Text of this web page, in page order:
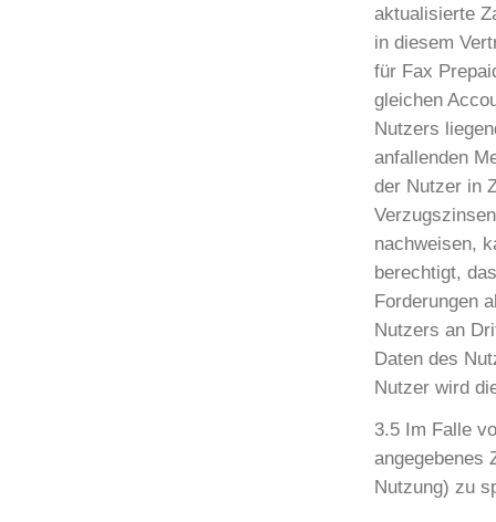
aktualisierte
in diesem
für Fax
gleichen
Nutzers
anfallenden
der Nutzer in
nachweisen,
berechtigt,
Forderungen
Nutzers an
Daten des
Nutzer wird
3.5 Im Falle
angegebenes
Nutzung) zu